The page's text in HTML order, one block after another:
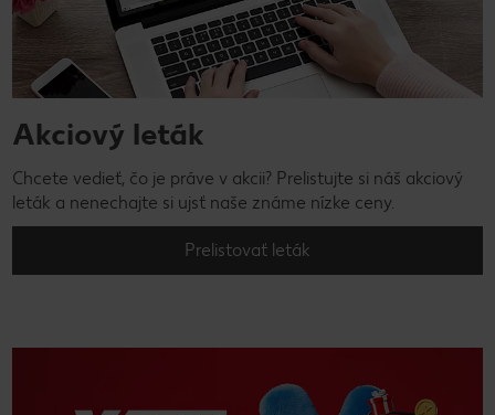
Akciový leták
Chcete vedieť, čo je práve v akcii? Prelistujte si náš akciový
leták a nenechajte si ujsť naše známe nízke ceny.
Prelistovať leták